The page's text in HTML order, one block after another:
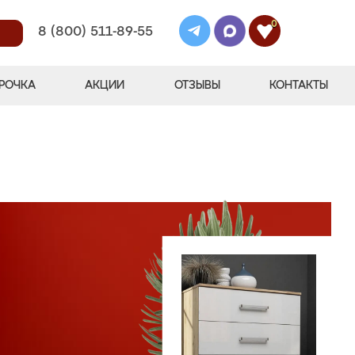
8 (800) 511-89-55
0
АКЦИИ ОТЗЫВЫ КОНТАКТЫ